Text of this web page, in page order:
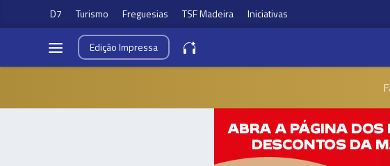
D7 Turismo Freguesias TSF Madeira Iniciativas
EdiçãoImpressa